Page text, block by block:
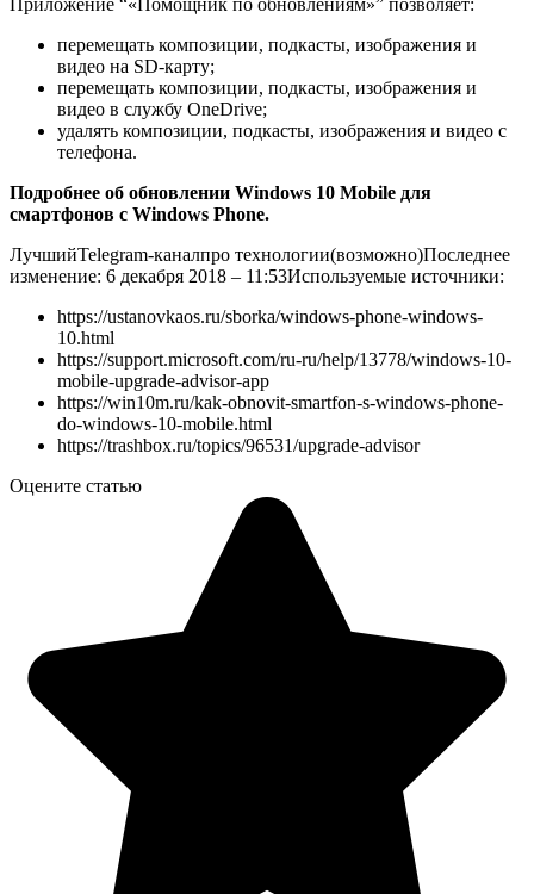
перемещать композиции, подкасты, изображения и
видео на SD-карту;
перемещать композиции, подкасты, изображения и
видео в службу OneDrive;
удалять композиции, подкасты, изображения и видео с
телефона.
Подробнее об обновлении Windows 10 Mobile для
смартфонов с Windows Phone.
ЛучшийTelegram-каналпро технологии(возможно)Последнее
изменение: 6 декабря 2018 – 11:53Используемые источники:
https://ustanovkaos.ru/sborka/windows-phone-windows-
10.html
https://support.microsoft.com/ru-ru/help/13778/windows-10-
mobile-upgrade-advisor-app
https://win10m.ru/kak-obnovit-smartfon-s-windows-phone-
do-windows-10-mobile.html
https://trashbox.ru/topics/96531/upgrade-advisor
Оцените статью